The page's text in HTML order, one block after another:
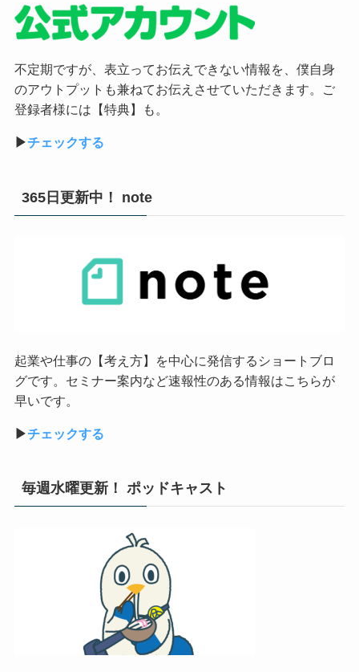
不定期ですが、表立ってお伝えできない情報を、僕自身
のアウトプットも兼ねてお伝えさせていただきます。ご
登録者様には【特典】も。
▶︎チェックする
365日更新中！ note
起業や仕事の【考え方】を中心に発信するショートブロ
グです。セミナー案内など速報性のある情報はこちらが
早いです。
▶︎チェックする
毎週水曜更新！ ポッドキャスト